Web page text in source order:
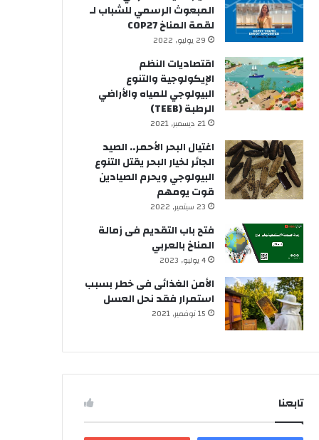
المبعوث الرسمي للشباب لـ
لقمة المناخ COP27
29 يوليو, 2022
اقتصاديات النظم
الإيكولوجية والتنوع
البيولوجي للمياه والأراضي
الرطبة (TEEB)
21 ديسمبر, 2021
اغتيال البحر الأحمر.. الصيد
الجائر لخيار البحر يقتل التنوع
البيولوجي ويحرم الصيادين
قوت يومهم
23 سبتمبر, 2022
فتح باب التقديم فى زمالة
المناخ بالعربي
4 يوليو, 2023
الأمن الغذائى فى خطر بسبب
استمرار فقد نحل العسل
15 نوفمبر, 2021
تابعنا